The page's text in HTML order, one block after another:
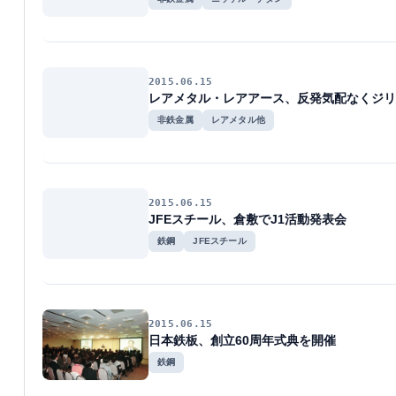
2015.06.15
レアメタル・レアアース、反発気配なくジ
非鉄金属 レアメタル他
2015.06.15
JFEスチール、倉敷でJ1活動発表会
鉄鋼 JFEスチール
2015.06.15
日本鉄板、創立60周年式典を開催
鉄鋼